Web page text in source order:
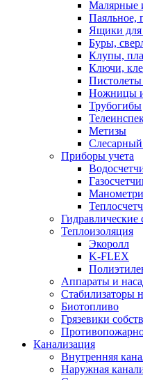
Малярные
Паяльное,
Ящики для
Буры,
Клупы,
Ключи,
Пистолеты
Ножницы
Трубогибы
Метизы
Приборы учета
Гидравлические
Теплоизоляция
Экоролл
K-FLEX
Аппараты и
Стабилизаторы
Биотопливо
Грязевики
Канализация
Внутренняя
Наружная